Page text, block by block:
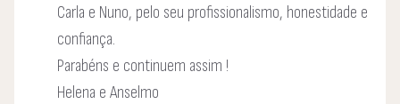
Carla e Nuno, pelo seu profissionalismo, honestidade e
confiança.
Parabéns e continuem assim !
Helena e Anselmo